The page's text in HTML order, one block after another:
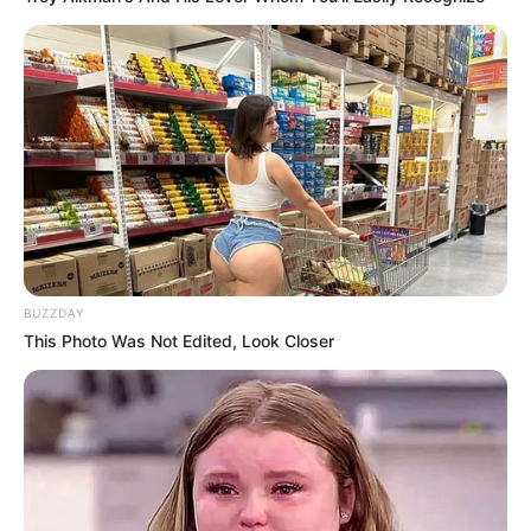
The Real Parakang: Warisan Berdarah(2017), sebagai
Rusman
Jailangkung(2017), sebagai Mangunharto Djojonegoro
Night Bus(2017), sebagai Komandan Barat Samerka
Ular Tangga(2017), sebagai Pak Karto
Headshot(2016), sebagai Anto
2 Batas Waktu: Amanah Isa Al-Masih(2016), sebagai Penjaga
leluhur
Mars: Mimpi Ananda Raih Semesta
My Journey: Mencari Mata Air(2016), sebagai Ki Barja
Persembahan Terakhir(2015)
Tjokroaminoto: Guru Bangsa(2015), sebagai Ibrahim Djamali
(2015), sebagai Sapto
BUZZDAY
This Photo Was Not Edited, Look Closer